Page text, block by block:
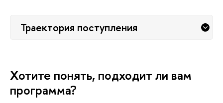
Траектория поступления
Хотите понять, подходит ли вам
программа?